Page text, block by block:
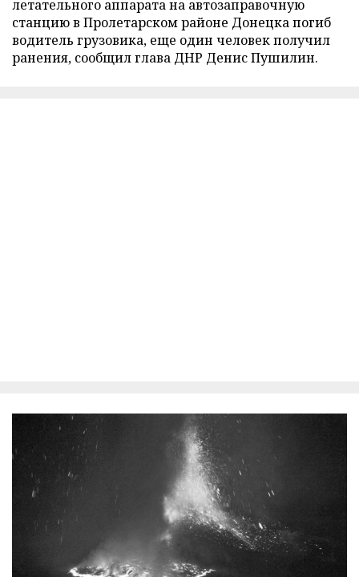
летательного аппарата на автозаправочную
станцию в Пролетарском районе Донецка погиб
водитель грузовика, еще один человек получил
ранения, сообщил глава ДНР Денис Пушилин.